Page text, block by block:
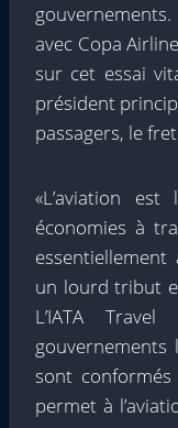
avec Copa
sur cet essai
président
passagers, le
«L’aviation est
économies à
un lourd tribut
L’IATA
gouvernements
sont conformés
permet à